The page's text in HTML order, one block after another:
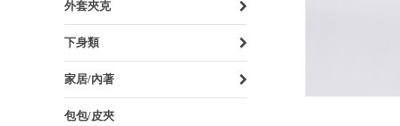
外套夾克
下身類
家居/內著
包包/皮夾